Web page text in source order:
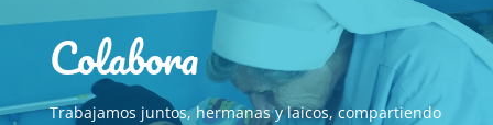
Colabora
Trabajamos juntos, hermanas y laicos, compartiendo